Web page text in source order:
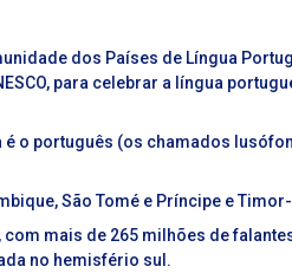
dos Países de Língua
para celebrar a língua
é o português (os chamados
São Tomé e Príncipe e
mais de 265 milhões de
no hemisfério sul.